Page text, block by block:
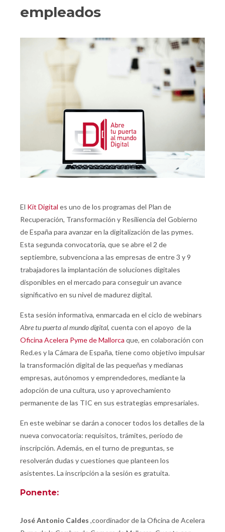
empleados
El Kit Digital es uno de los programas del Plan de
Recuperación, Transformación y Resiliencia del Gobierno
de España para avanzar en la digitalización de las pymes.
Esta segunda convocatoria, que se abre el 2 de
septiembre, subvenciona a las empresas de entre 3 y 9
trabajadores la implantación de soluciones digitales
disponibles en el mercado para conseguir un avance
significativo en su nivel de madurez digital.
Esta sesión informativa, enmarcada en el ciclo de webinars
Abre tu puerta al mundo digital, cuenta con el apoyo de la
Oficina Acelera Pyme de Mallorca que, en colaboración con
Red.es y la Cámara de España, tiene como objetivo impulsar
la transformación digital de las pequeñas y medianas
empresas, autónomos y emprendedores, mediante la
adopción de una cultura, uso y aprovechamiento
permanente de las TIC en sus estrategias empresariales.
En este webinar se darán a conocer todos los detalles de la
nueva convocatoria: requisitos, trámites, período de
inscripción. Además, en el turno de preguntas, se
resolverán dudas y cuestiones que planteen los
asistentes. La inscripción a la sesión es gratuita.
Ponente:
José Antonio Caldes ,coordinador de la Oficina de Acelera